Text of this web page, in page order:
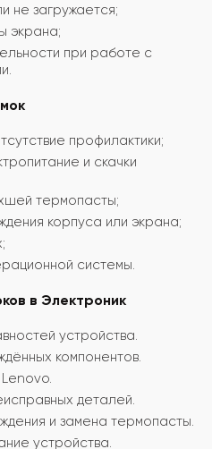
не загружается;
экрана;
при работе с
профилактики;
и скачки
термопасты;
корпуса или экрана;
системы.
в Электроник
устройства.
компонентов.
деталей.
и замена термопасты.
устройства.